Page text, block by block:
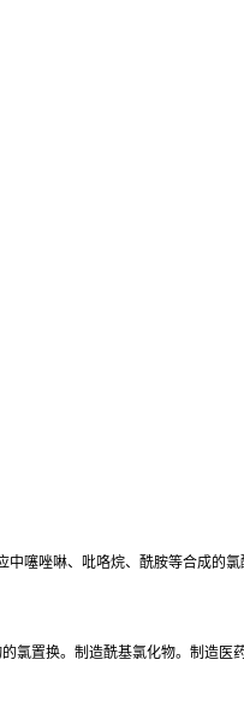
噻唑啉、吡咯烷、酰胺等合成的
置换。制造酰基氯化物。制造医